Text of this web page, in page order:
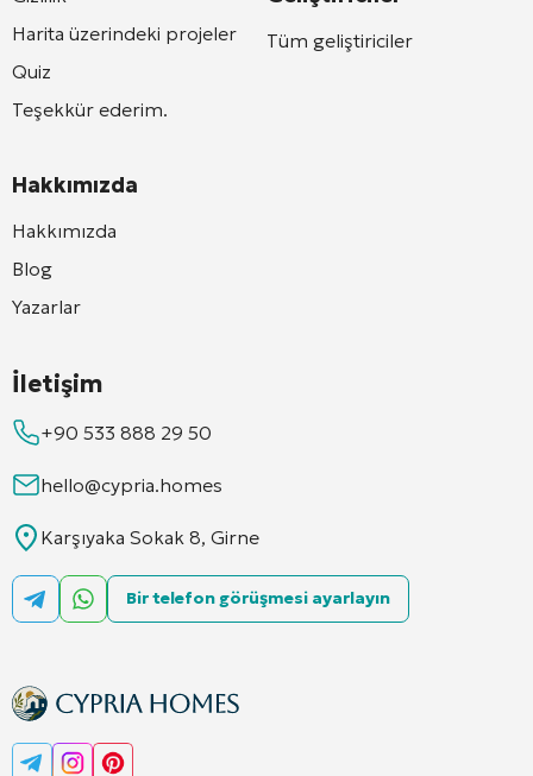
Harita üzerindeki projeler
Quiz
Teşekkür ederim.
Hakkımızda
Hakkımızda
Blog
Yazarlar
Tüm geliştiriciler
İletişim
+90 533 888 29 50
hello@cypria.homes
Karşıyaka Sokak 8, Girne
Bir telefon görüşmesi ayarlayın